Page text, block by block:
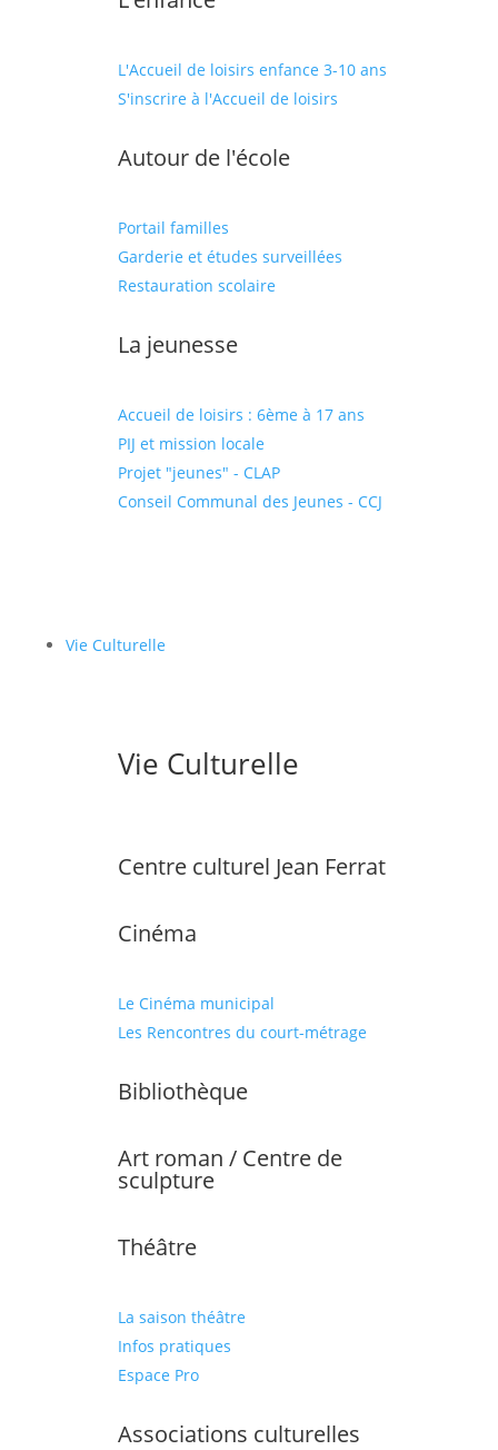
L'Accueil de loisirs enfance 3-10 ans
S'inscrire à l'Accueil de loisirs
Autour de l'école
Portail familles
Garderie et études surveillées
Restauration scolaire
La jeunesse
Accueil de loisirs : 6ème à 17 ans
PIJ et mission locale
Projet "jeunes" - CLAP
Conseil Communal des Jeunes - CCJ
Vie Culturelle
Vie Culturelle
Centre culturel Jean Ferrat
Cinéma
Le Cinéma municipal
Les Rencontres du court-métrage
Bibliothèque
Art roman / Centre de
sculpture
Théâtre
La saison théâtre
Infos pratiques
Espace Pro
Associations culturelles